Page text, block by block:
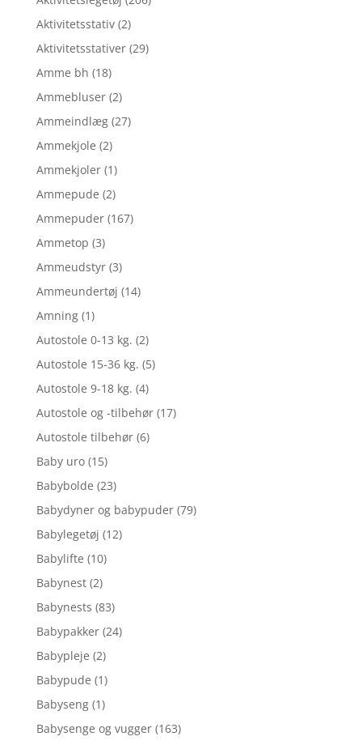
Aktivitetsstativ (2)
Aktivitetsstativer (29)
Amme bh (18)
Ammebluser (2)
Ammeindlæg (27)
Ammekjole (2)
Ammekjoler (1)
Ammepude (2)
Ammepuder (167)
Ammetop (3)
Ammeudstyr (3)
Ammeundertøj (14)
Amning (1)
Autostole 0-13 kg. (2)
Autostole 15-36 kg. (5)
Autostole 9-18 kg. (4)
Autostole og -tilbehør (17)
Autostole tilbehør (6)
Baby uro (15)
Babybolde (23)
Babydyner og babypuder (79)
Babylegetøj (12)
Babylifte (10)
Babynest (2)
Babynests (83)
Babypakker (24)
Babypleje (2)
Babypude (1)
Babyseng (1)
Babysenge og vugger (163)